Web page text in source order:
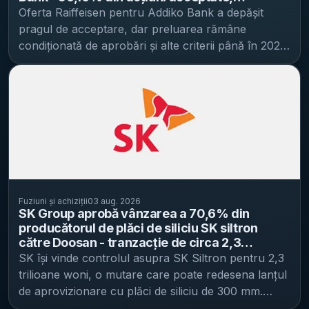
pentru clienți persoane fizice, cât și pentru
companii. Companiile spun că vor comunica pe
parcurs calendarul de integrare și eventualele
modificări pentru clienți, pe măsură ce procesul
rețele Sameday operează în România, Ungaria și
Bulgaria și oferă livrare door-to-door, plus livrare
printr-o rețea de peste 7.000 de lockere easybox.
Compania are peste 17 ani de experiență și o
alături de o infrastructură digitală integrată. Cargus,
cu peste 30 de ani pe piața locală, are peste 2.600
de angajați și colaboratori și operează atât livrări la
domiciliu, cât și servicii out-of-home (livrare în
afara domiciliului) prin rețeaua SHIP & GO, cu peste
2.000 de puncte la nivel național (puncte partenere
și lockere). Compania operează cinci centre
naționale de sortare, două depozite gateway și 36
Centrul Medical Unirea a raportat o pierdere netă
de 236,7 milioane de lei, cu 18% peste nivelul din
2024. Compania este pe pierdere începând cu 2017,
potrivit datelor citate. Pe partea de bilanț, datoriile
creștere cu 8% față de 2024. La nivel operațional,
compania a avut un număr mediu de 3.787 de
salariați în 2025, cu 16 mai mulți decât în anul
anterior. Consolidare prin fuziuni intragrup înainte
Centrul Medical Unirea a trecut printr-un proces de
au transferat activele și pasivele mai multor entități
către compania-mamă. La 31 decembrie 2023, ora
23:59, au produs efecte juridice și contabile
fuziunea prin absorbție dintre Centrul Medical
Unirea (societate absorbantă) și opt firme din grup:
Biostandard 2007 Biostandard Centrul Medical
tranzacție evaluată la 517 milioane euro și
încă dependentă de aprobări
Oferta Raiffeisen pentru Addiko Bank a depășit
pragul de acceptare, dar preluarea rămâne
condiționată de aprobări și alte criterii până în 2027
, potrivit Economica . Miza imediată este că
nivelul minim necesar pentru a prelua controlul,
însă tranzacția nu este încă „închisă” din punct de
vedere juridic și de reglementare. Oferta, lansată la
14 mai 2026, vizează preluarea controlului Addiko
de preluare și era condiționată de obținerea
acceptării pentru mai mult de 55% din acțiuni. Până
la termenul limită din 29 iulie 2026, RBI a obținut
acceptări pentru 56,16% din titluri. Ce urmează:
condiții până în 14 mai 2027 și o „fereastră” pentru
acționarii rămași Depășirea pragului de acceptare
nu înseamnă finalizarea automată a tranzacției.
Economica notează că închiderea ofertei depinde
Fuziuni și achiziții03 aug. 2026
SK Group aprobă vânzarea a 70,6% din
producătorul de plăci de siliciu SK siltron
către Doosan - tranzacție de circa 2,3
trilioane woni, cu posibila preluare și a restului
de 29,4%
SK își vinde controlul asupra SK Siltron pentru 2,3
trilioane woni, o mutare care poate redesena lanțul
de aprovizionare cu plăci de siliciu de 300 mm.